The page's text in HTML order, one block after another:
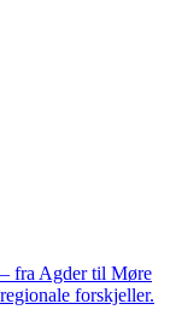
fra Agder til Møre
forskjeller.